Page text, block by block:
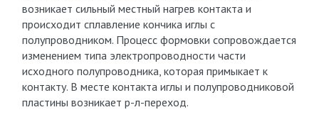
возникает сильный местный нагрев контакта и
происходит сплавление кончика иглы с
полупроводником. Процесс формовки сопровождается
изменением типа электропроводности части
исходного полупроводника, которая примыкает к
контакту. В месте контакта иглы и полупроводниковой
пластины возникает р-л-переход.